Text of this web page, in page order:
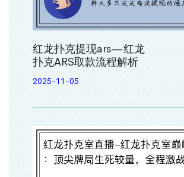
红龙扑克提现ars—红龙
扑克ARS取款流程解析
2025-11-05